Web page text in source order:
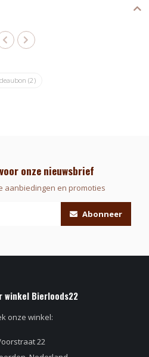
(2)
onze nieuwsbrief
aanbiedingen en promoties
Abonneer
winkel Bierloods22
onze winkel:
22